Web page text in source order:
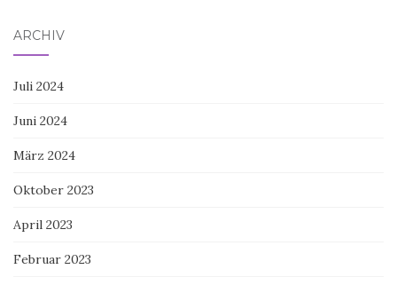
ARCHIV
Juli 2024
Juni 2024
März 2024
Oktober 2023
April 2023
Februar 2023